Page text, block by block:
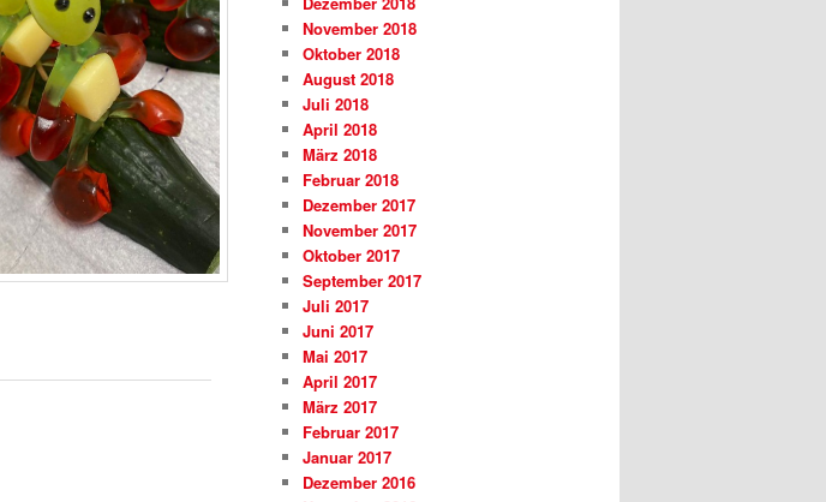
November 2018
Oktober 2018
August 2018
Juli 2018
April 2018
März 2018
Februar 2018
Dezember 2017
November 2017
Oktober 2017
September 2017
Juli 2017
Juni 2017
Mai 2017
April 2017
März 2017
Februar 2017
Januar 2017
Dezember 2016